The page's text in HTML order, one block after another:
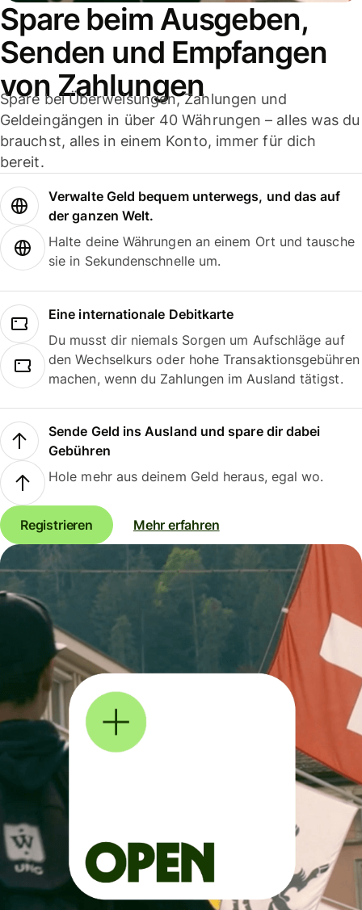
Spare beim Ausgeben,
Senden und Empfangen
von Zahlungen
Spare bei Überweisungen, Zahlungen und
Geldeingängen in über 40 Währungen – alles was du
brauchst, alles in einem Konto, immer für dich
bereit.
Verwalte Geld bequem unterwegs, und das auf
der ganzen Welt.
Halte deine Währungen an einem Ort und tausche
sie in Sekundenschnelle um.
Eine internationale Debitkarte
Du musst dir niemals Sorgen um Aufschläge auf
den Wechselkurs oder hohe Transaktionsgebühren
machen, wenn du Zahlungen im Ausland tätigst.
Sende Geld ins Ausland und spare dir dabei
Gebühren
Hole mehr aus deinem Geld heraus, egal wo.
Registrieren Mehr erfahren